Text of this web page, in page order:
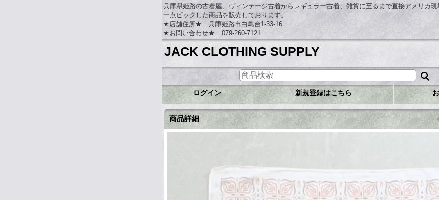
兵庫県姫路の古着屋、ヴィンテージ古着からレギュラー古着、雑貨に至るまで直接アメリカ現
一点ピックした商品を販売しております。
★店舗住所★ 兵庫姫路市白鳥台1-33-16
★お問い合わせ★ 079-260-7121
JACK CLOTHING SUPPLY
ログイン 新規登録はこちら
商品詳細